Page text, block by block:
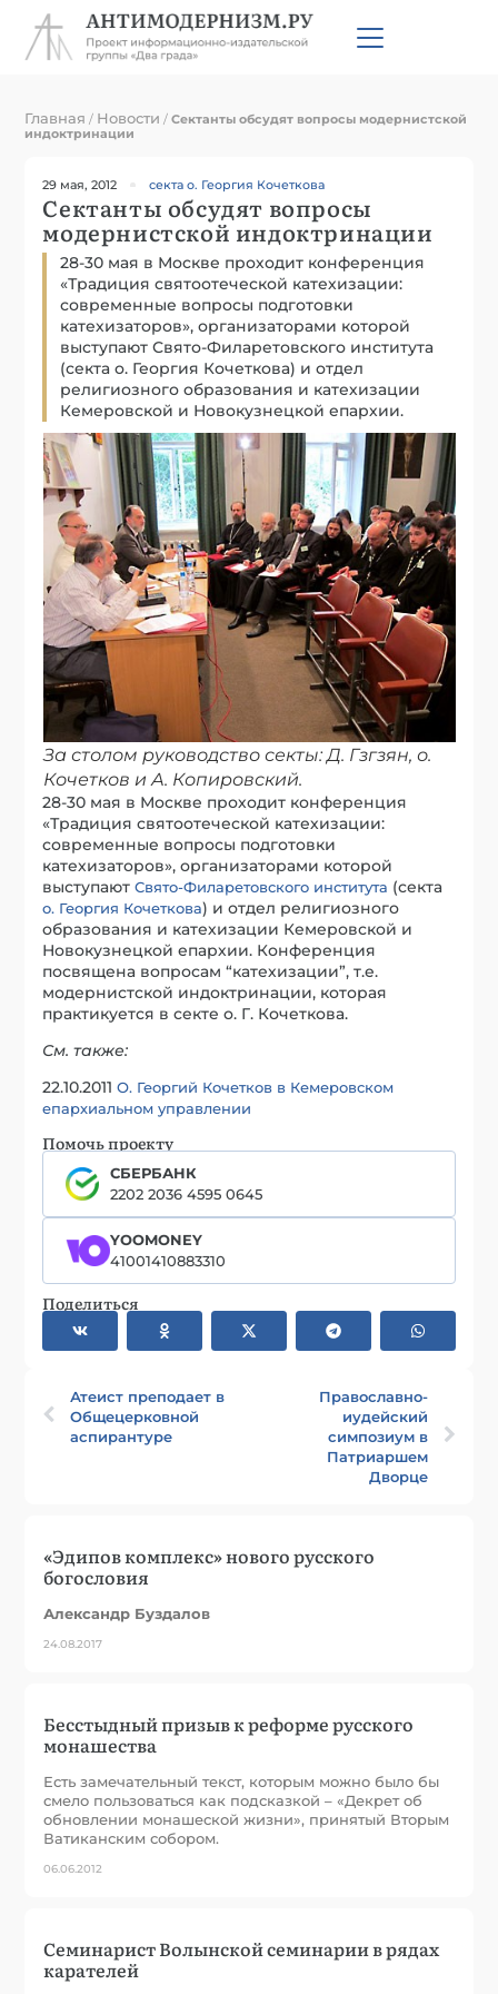
Главная / Новости /Сектанты обсудят вопросы модернистской
индоктринации
29 мая, 2012 секта о. Георгия Кочеткова
Сектанты обсудят вопросы
модернистской индоктринации
28-30 мая в Москве проходит конференция
«Традиция святоотеческой катехизации:
современные вопросы подготовки
катехизаторов», организаторами которой
выступают Свято-Филаретовского института
(секта о. Георгия Кочеткова) и отдел
религиозного образования и катехизации
Кемеровской и Новокузнецкой епархии.
За столом руководство секты: Д. Гзгзян, о.
Кочетков и А. Копировский.
28-30 мая в Москве проходит конференция
«Традиция святоотеческой катехизации:
современные вопросы подготовки
катехизаторов», организаторами которой
выступаютСвято-Филаретовского института (секта
о. Георгия Кочеткова) и отдел религиозного
образования и катехизации Кемеровской и
Новокузнецкой епархии. Конференция
посвящена вопросам “катехизации”, т.е.
модернистской индоктринации, которая
практикуется в секте о. Г. Кочеткова.
См. также:
22.10.2011О. Георгий Кочетков в Кемеровском
епархиальном управлении
Помочь проекту
СБЕРБАНК
2202 2036 4595 0645
YOOMONEY
41001410883310
Поделиться
Атеист преподает в
Общецерковной
аспирантуре
Православно-
иудейский
симпозиум в
Патриаршем
Дворце
«Эдипов комплекс» нового русского
богословия
Александр Буздалов
24.08.2017
Бесстыдный призыв к реформе русского
монашества
Есть замечательный текст, которым можно было бы
смело пользоваться как подсказкой – «Декрет об
обновлении монашеской жизни», принятый Вторым
Ватиканским собором.
06.06.2012
Семинарист Волынской семинарии в рядах
карателей